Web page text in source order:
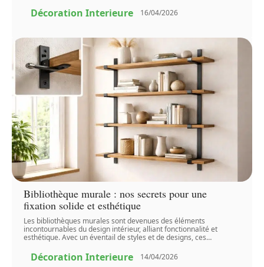
Décoration Interieure 16/04/2026
Bibliothèque murale : nos secrets pour une
fixation solide et esthétique
Les bibliothèques murales sont devenues des éléments
incontournables du design intérieur, alliant fonctionnalité et
esthétique. Avec un éventail de styles et de designs, ces…
Décoration Interieure 14/04/2026